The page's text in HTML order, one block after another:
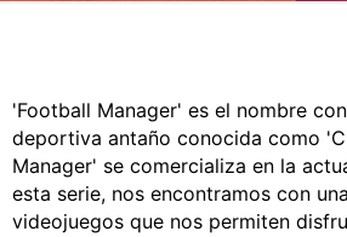
'Football Manager' es el nombre
deportiva antaño conocida como
Manager' se comercializa en la
esta serie, nos encontramos con
videojuegos que nos permiten